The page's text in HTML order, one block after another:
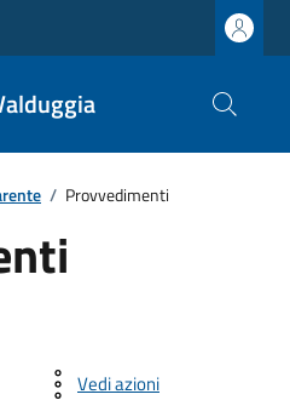
/ Provvedimenti
Vedi azioni